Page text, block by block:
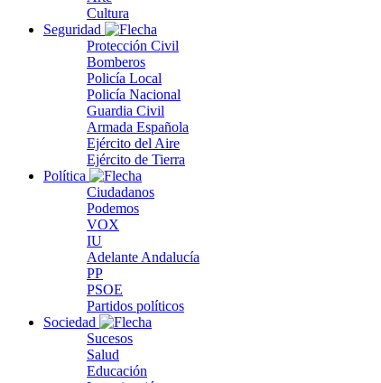
Cultura
Seguridad
Protección Civil
Bomberos
Policía Local
Policía Nacional
Guardia Civil
Armada Española
Ejército del Aire
Ejército de Tierra
Política
Ciudadanos
Podemos
VOX
IU
Adelante Andalucía
PP
PSOE
Partidos políticos
Sociedad
Sucesos
Salud
Educación